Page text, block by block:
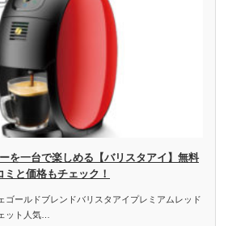
を一台で楽しめる【バリスタアイ】無料
と価格もチェック！
ゴールドブレンドバリスタアイプレミアムレッド
ット人気…